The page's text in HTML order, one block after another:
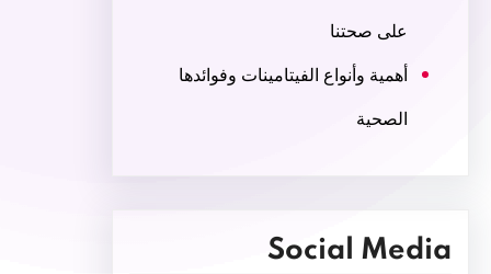
على صحتنا
أهمية وأنواع الفيتامينات وفوائدها
الصحية
Social Media